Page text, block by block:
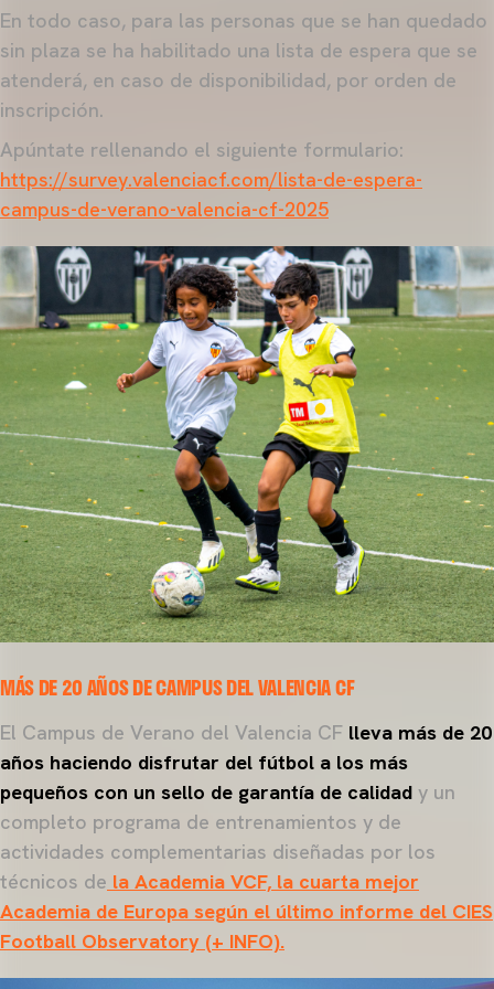
En todo caso, para las personas que se han quedado
sin plaza se ha habilitado una lista de espera que se
atenderá, en caso de disponibilidad, por orden de
inscripción.
Apúntate rellenando el siguiente formulario:
https://survey.valenciacf.com/lista-de-espera-
campus-de-verano-valencia-cf-2025
MÁS DE 20 AÑOS DE CAMPUS DEL VALENCIA CF
El Campus de Verano del Valencia CF lleva más de 20
años haciendo disfrutar del fútbol a los más
pequeños con un sello de garantía de calidad y un
completo programa de entrenamientos y de
actividades complementarias diseñadas por los
técnicos de la Academia VCF, la cuarta mejor
Academia de Europa según el último informe del CIES
Football Observatory (+ INFO).